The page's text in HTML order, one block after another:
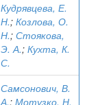
Кудрявцева, Е.
Н.; Козлова, О.
Н.; Стоякова,
Э. А.; Кухта, К.
С.
Самсонович, В.
А.; Мотузко, Н.